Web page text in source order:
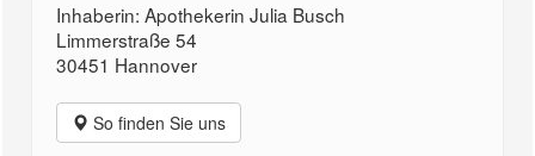
Inhaberin: Apothekerin Julia Busch
Limmerstraße 54
30451 Hannover
So finden Sie uns